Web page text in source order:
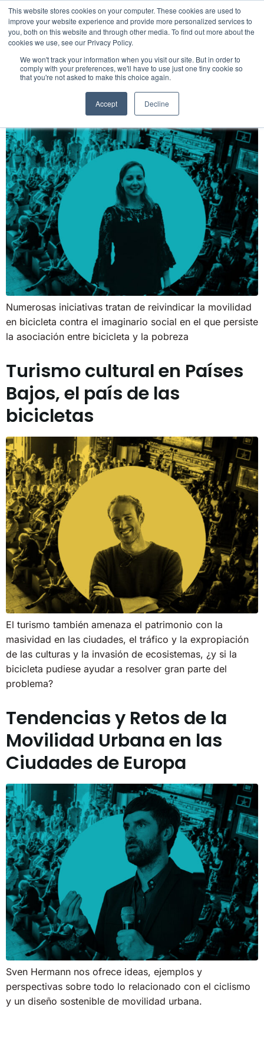
This website stores cookies on your computer. These cookies are used to
improve your website experience and provide more personalized services to
you, both on this website and through other media. To find out more about the
cookies we use, see our Privacy Policy.
We won't track your information when you visit our site. But in order to
comply with your preferences, we'll have to use just one tiny cookie so
that you're not asked to make this choice again.
Accept Decline
Etiquetas:
Urbanismo
Ciclismo Urbano en La
Numerosas iniciativas tratan de reivindicar la movilidad
en bicicleta contra el imaginario social en el que persiste
la asociación entre bicicleta y la pobreza
Turismo cultural en Países
Bajos, el país de las
bicicletas
El turismo también amenaza el patrimonio con la
masividad en las ciudades, el tráfico y la expropiación
de las culturas y la invasión de ecosistemas, ¿y si la
bicicleta pudiese ayudar a resolver gran parte del
problema?
Tendencias y Retos de la
Movilidad Urbana en las
Ciudades de Europa
Sven Hermann nos ofrece ideas, ejemplos y
perspectivas sobre todo lo relacionado con el ciclismo
y un diseño sostenible de movilidad urbana.